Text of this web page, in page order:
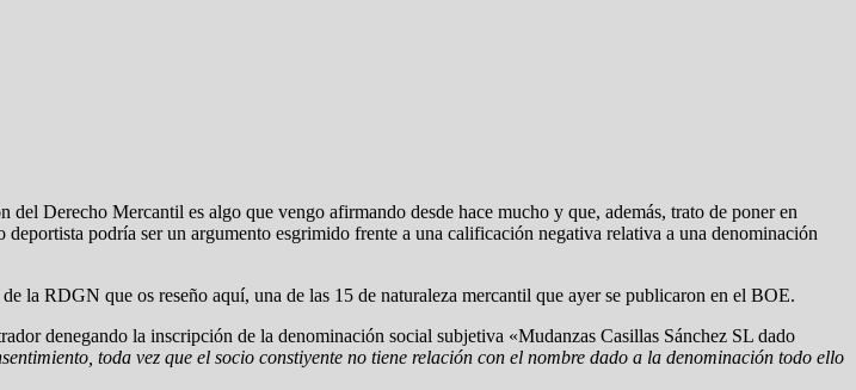
Derecho Mercantil es algo que vengo afirmando desde hace mucho y que, además, trato de poner en
podría ser un argumento esgrimido frente a una calificación negativa relativa a una denominación
la RDGN que os reseño aquí, una de las 15 de naturaleza mercantil que ayer se publicaron en el BOE.
denegando la inscripción de la denominación social subjetiva «Mudanzas Casillas Sánchez SL dado
toda vez que el socio constiyente no tiene relación con el nombre dado a la denominación todo ello